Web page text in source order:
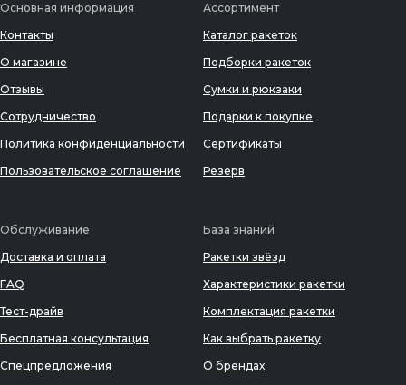
Основная информация
Контакты
О магазине
Отзывы
Сотрудничество
Политика конфиденциальности
Пользовательское соглашение
Ассортимент
Каталог ракеток
Подборки ракеток
Сумки и рюкзаки
Подарки к покупке
Сертификаты
Резерв
Обслуживание
Доставка и оплата
FAQ
Тест-драйв
Бесплатная консультация
Спецпредложения
База знаний
Ракетки звёзд
Характеристики ракетки
Комплектация ракетки
Как выбрать ракетку
О брендах